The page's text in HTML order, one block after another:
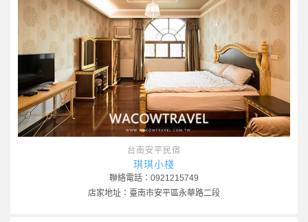
台南安平民宿
琪琪小棧
聯絡電話：0921215749
店家地址：臺南市安平區永華路二段